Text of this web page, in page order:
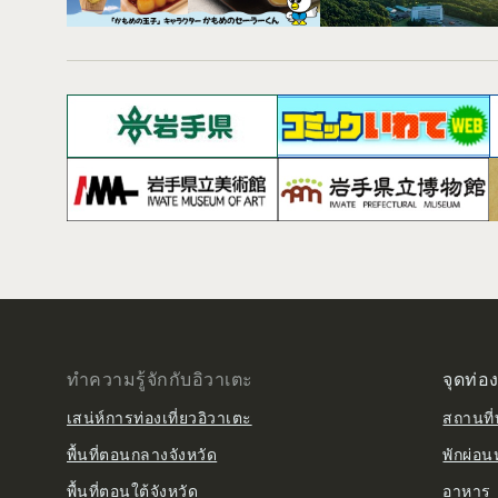
ทำความรู้จักกับอิวาเตะ
เสน่ห์การท่องเที่ยวอิวาเตะ
พื้นที่ตอนกลางจังหวัด
พื้นที่ตอนใต้จังหวัด
จุดท่อ
สถานที่
พักผ่อน
อาหาร